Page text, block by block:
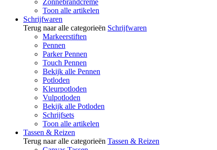
Zonnebrandcrème
Toon alle artikelen
Schrijfwaren
Terug naar alle categorieën Schrijfwaren
Markeerstiften
Pennen
Parker Pennen
Touch Pennen
Bekijk alle Pennen
Potloden
Kleurpotloden
Vulpotloden
Bekijk alle Potloden
Schrijfsets
Toon alle artikelen
Tassen & Reizen
Terug naar alle categorieën Tassen & Reizen